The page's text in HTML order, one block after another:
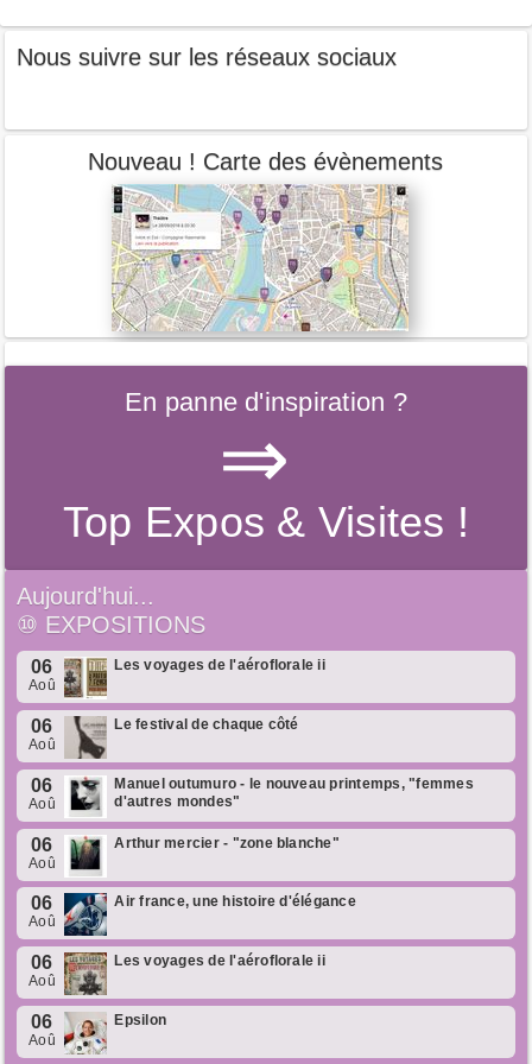
Nous suivre sur les réseaux sociaux
Nouveau ! Carte des évènements
En panne d'inspiration ?
⇒
Top Expos & Visites !
Aujourd'hui...
⑩ EXPOSITIONS
06
Aoû
Les voyages de l'aéroflorale ii
06
Aoû
Le festival de chaque côté
06
Aoû
Manuel outumuro - le nouveau printemps, "femmes
d'autres mondes"
06
Aoû
Arthur mercier - "zone blanche"
06
Aoû
Air france, une histoire d'élégance
06
Aoû
Les voyages de l'aéroflorale ii
06
Aoû
Epsilon